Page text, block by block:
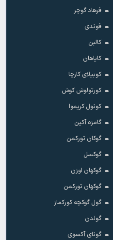
فرهاد گوچر
فوندی
کالبن
کایاهان
کوبیلای کارچا
کورتولوش کوش
کونول کریموا
گامزه آکین
گوکان تورکمن
گوکسل
گوکهان اوزن
گوکهان تورکمن
گول گوکچه کورکماز
گولدن
گونای آکسوی